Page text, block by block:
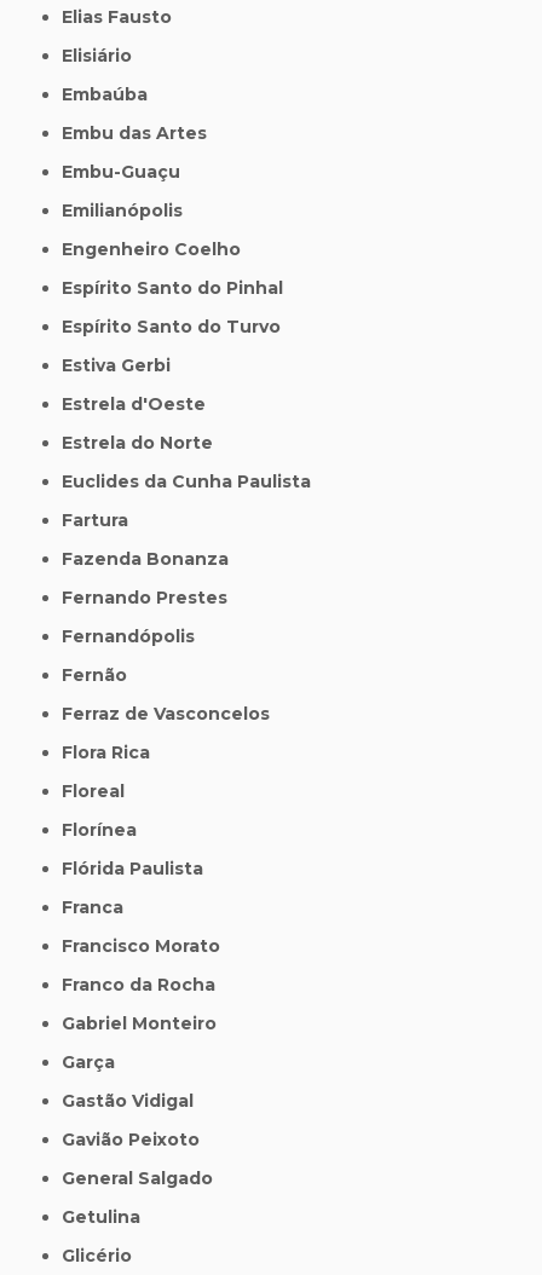
Elias Fausto
Elisiário
Embaúba
Embu das Artes
Embu-Guaçu
Emilianópolis
Engenheiro Coelho
Espírito Santo do Pinhal
Espírito Santo do Turvo
Estiva Gerbi
Estrela d'Oeste
Estrela do Norte
Euclides da Cunha Paulista
Fartura
Fazenda Bonanza
Fernando Prestes
Fernandópolis
Fernão
Ferraz de Vasconcelos
Flora Rica
Floreal
Florínea
Flórida Paulista
Franca
Francisco Morato
Franco da Rocha
Gabriel Monteiro
Garça
Gastão Vidigal
Gavião Peixoto
General Salgado
Getulina
Glicério